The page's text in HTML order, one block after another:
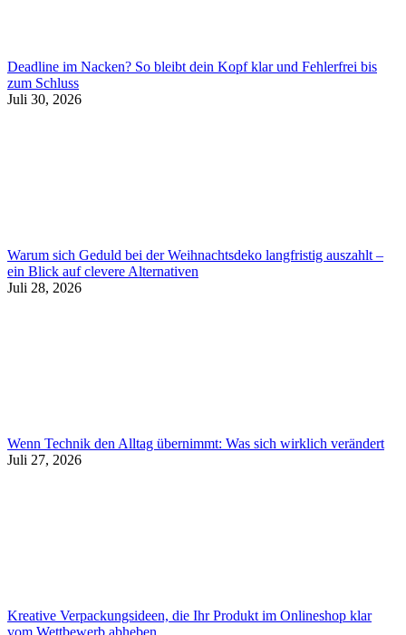
Deadline im Nacken? So bleibt dein Kopf klar und Fehlerfrei bis
zum Schluss
Juli 30, 2026
Warum sich Geduld bei der Weihnachtsdeko langfristig auszahlt –
ein Blick auf clevere Alternativen
Juli 28, 2026
Wenn Technik den Alltag übernimmt: Was sich wirklich verändert
Juli 27, 2026
Kreative Verpackungsideen, die Ihr Produkt im Onlineshop klar